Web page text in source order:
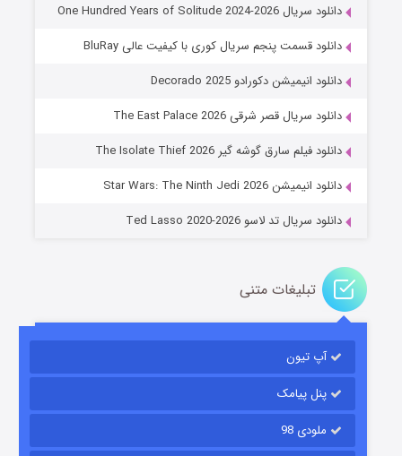
جادوگری در مغولستان
قسمت۱۴ (زیرنویس) منتشر شد
دانلود سریال One Hundred Years of Solitude 2024-2026
دانلود قسمت پنجم سریال کوری با کیفیت عالی BluRay
دانلود انیمیشن دکورادو Decorado 2025
دانلود سریال قصر شرقی The East Palace 2026
دانلود فیلم سارق گوشه گیر The Isolate Thief 2026
دانلود انیمیشن Star Wars: The Ninth Jedi 2026
دانلود سریال تد لاسو Ted Lasso 2020-2026
تبلیغات متنی
آپ تیون
پنل پیامک
ملودی 98